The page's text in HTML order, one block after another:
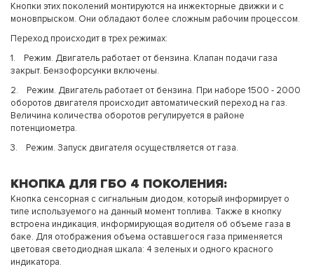
Кнопки этих поколений монтируются на инжекторные движки и с
моновпрыском. Они обладают более сложным рабочим процессом.
Переход происходит в трех режимах:
1. Режим. Двигатель работает от бензина. Клапан подачи газа
закрыт. Бензофорсунки включены.
2. Режим. Двигатель работает от бензина. При наборе 1500 - 2000
оборотов двигателя происходит автоматический переход на газ.
Величина количества оборотов регулируется в районе
потенциометра.
3. Режим. Запуск двигателя осуществляется от газа.
КНОПКА ДЛЯ ГБО 4 ПОКОЛЕНИЯ:
Кнопка сенсорная с сигнальным диодом, который информирует о
типе используемого на данный момент топлива. Также в кнопку
встроена индикация, информирующая водителя об объеме газа в
баке. Для отображения объема оставшегося газа применяется
цветовая светодиодная шкала: 4 зеленых и одного красного
индикатора.